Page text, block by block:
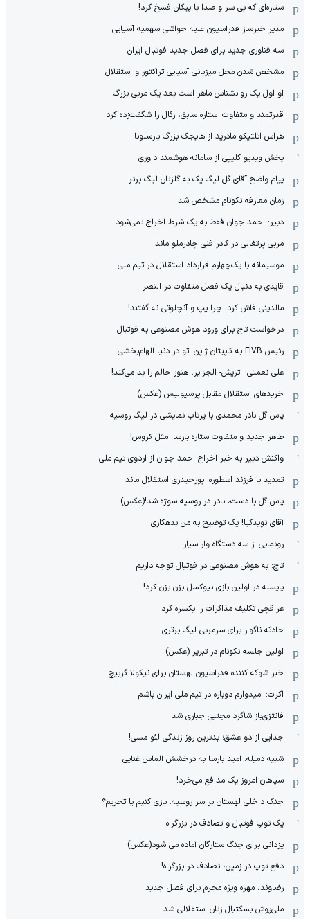
ستاره‌ای که بی سر و صدا با پیکان فسخ کرد!
مدیر خبرساز فدراسیون علیه حواشی سهمیه آسیایی
سه فناوری جدید برای فصل جدید فوتبال ایران
مشخص شدن محل میزبانی آسیایی تراکتور و استقلال
او اول یک روانشناس ماهر است بعد یک مربی بزرگ
قدرتمند و متفاوت: ستاره سابق، رئال را شگفت‌زده کرد
هراس اتلتیکو مادرید از هایجک بزرگ بارسلونا
پخش ویدیو کلیپی از سامانه هوشمند داوری
پیام واضح آقای گل لیگ یک به گلزنان لیگ برتر
زمان معارفه نکونام مشخص شد
دبیر: احمد جوان فقط به یک شرط اخراج نمی‌شود
مربی پرتغالی در کادر فنی چادرملو ماند
موسیمانه با یک‌چهارم قرارداد استقلال در تیم ملی
قایدی به دنبال یک فصل متفاوت در النصر
مالدینی فاش کرد: چرا پپ و آنچلوتی نه گفتند!
درخواست تاج برای ورود هوش مصنوعی به فوتبال
رئیس FIVB به کاپیتان ژاپن: تو در دنیا الهام‌بخشی
علی نعمتی: اتریش- الجزایر، هنوز حالم را بد می‌کند!
خریدهای استقلال مقابل پرسپولیس (عکس)
پاس گل نادر محمدی با پرتاب نمایشی در لیگ روسیه
ظاهر جدید و متفاوت ستاره بارسا: مثل کروس!
واکنش دبیر به خبر اخراج احمد جوان از اردوی تیم ملی
تمدید با فرزند اسطوره: پورحیدری استقلال ماند
پاس گل با دست، نادر در روسیه سوژه شد!(عکس)
آقای نویدکیا! یک توضیح به من بدهکاری
رونمایی از سه دستگاه وار سیار
تاج: به هوش مصنوعی در فوتبال توجه داریم
یایسله در اولین بازی نیوکسل بزن بزن کرد!
عراقچی تکلیف مذاکرات را یکسره کرد
حادثه ناگوار برای سرمربی لیگ برتری
اولین جلسه نکونام در تبریز (عکس)
خبر شوکه کننده فدراسیون لهستان برای نیکولا گربیچ
اکرت: امیدوارم دوباره در تیم ملی ایران باشم
فانتزی‌باز شاگرد مجتبی جباری شد
جدایی از دو عشق؛ بدترین روز زندگی لئو مسی!
شبیه دمبله: امید بارسا به درخشش الماس غنایی
سپاهان امروز یک مدافع می‌خرد!
جنگ داخلی لهستان بر سر روسیه: بازی کنیم یا تحریم؟
یک توپ فوتبال و تصادف در بزرگراه
یزدانی برای جنگ ستارگان آماده می شود(عکس)
دفع توپ در زمین، تصادف در بزرگراه!
رضاوند، مهره ویژه محرم برای فصل جدید
ملی‌پوش بسکتبال زنان استقلالی شد